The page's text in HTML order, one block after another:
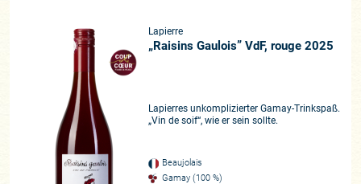
Lapierre
„Raisins Gaulois” VdF, rouge 2025
Lapierres unkomplizierter Gamay-Trinkspaß.
„Vin de soif“, wie er sein sollte.
Beaujolais
Gamay (100 %)